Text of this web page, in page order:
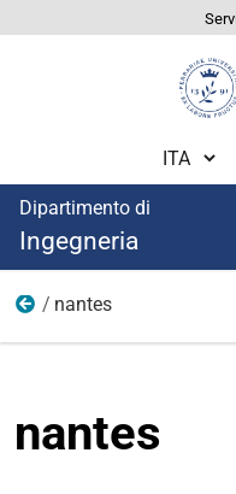
Cambia
Dipartimento di
Ingegneria
immagini
nantes
nantes